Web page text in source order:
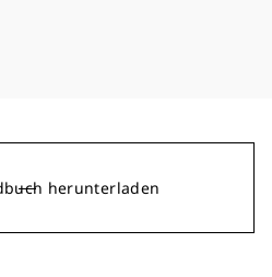
herunterladen